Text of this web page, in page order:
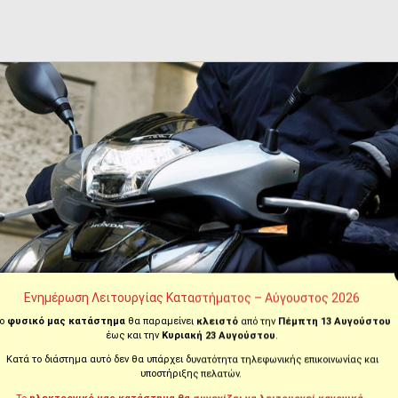
Ενημέρωση Λειτουργίας Καταστήματος – Αύγουστος 2026
φυσικό μας κατάστημαθα παραμείνει κλειστό από τηνΠέμπτη 13 Αυγούστου
έως και την Κυριακή 23 Αυγούστου.
Κατά το διάστημα αυτό δεν θα υπάρχει δυνατότητα τηλεφωνικής επικοινωνίας και
υποστήριξης πελατών.